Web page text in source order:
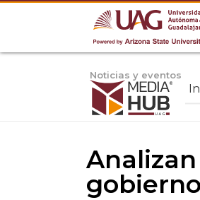
Noticias y eventos
gobierno